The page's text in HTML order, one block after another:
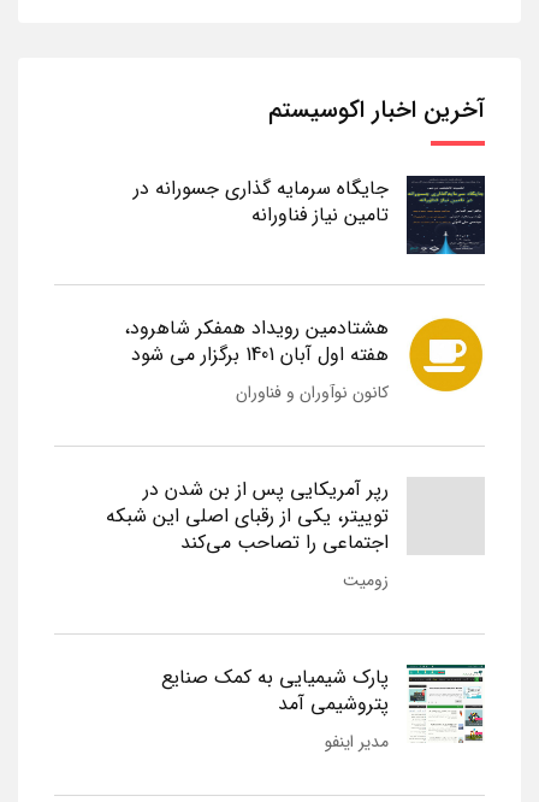
آخرین اخبار اکوسیستم
جایگاه سرمایه گذاری جسورانه در
تامین نیاز فناورانه
هشتادمین رویداد همفکر شاهرود،
هفته اول آبان 1401 برگزار می شود
کانون نوآوران و فناوران
رپر آمریکایی پس از بن شدن در
توییتر، یکی از رقبای اصلی این شبکه
اجتماعی را تصاحب می‌کند
زومیت
پارک شیمیایی به کمک صنایع
پتروشیمی آمد
مدیر اینفو